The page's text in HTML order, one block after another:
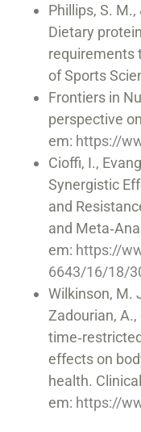
Phillips, S. M.,
Dietary
requirements
of Sports
Frontiers in
perspective
em: https://
Cioffi, I.,
Synergistic
and
and
em: https://
6643/16/18/
Wilkinson, M.
Zadourian,
effects on
health.
em: https://